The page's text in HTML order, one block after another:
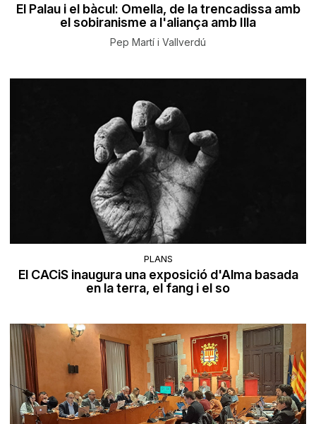
El Palau i el bàcul: Omella, de la trencadissa amb
el sobiranisme a l'aliança amb Illa
Pep Martí i Vallverdú
PLANS
El CACiS inaugura una exposició d'Alma basada
en la terra, el fang i el so